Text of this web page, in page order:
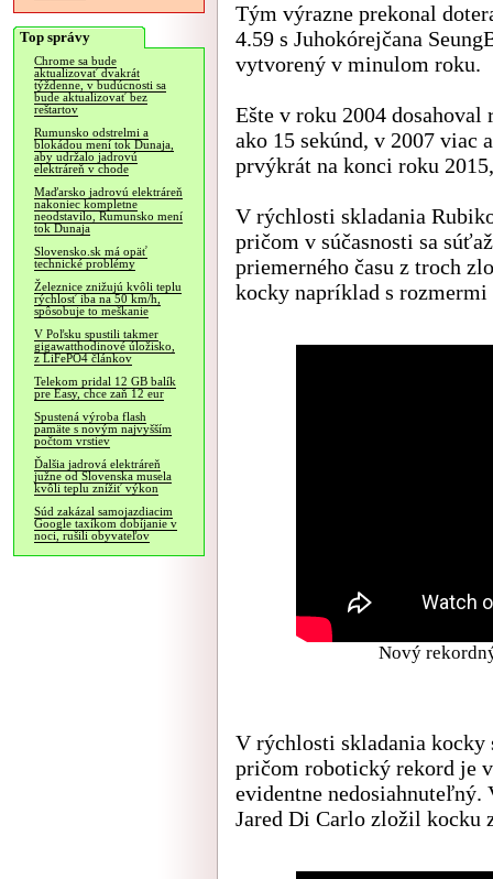
Top správy
Chrome sa bude
aktualizovať dvakrát
týždenne, v budúcnosti sa
bude aktualizovať bez
reštartov
Rumunsko odstrelmi a
blokádou mení tok Dunaja,
aby udržalo jadrovú
elektráreň v chode
Maďarsko jadrovú elektráreň
nakoniec kompletne
neodstavilo, Rumunsko mení
tok Dunaja
Slovensko.sk má opäť
technické problémy
Železnice znižujú kvôli teplu
rýchlosť iba na 50 km/h,
spôsobuje to meškanie
V Poľsku spustili takmer
gigawatthodinové úložisko,
z LiFePO4 článkov
Telekom pridal 12 GB balík
pre Easy, chce zaň 12 eur
Spustená výroba flash
pamäte s novým najvyšším
počtom vrstiev
Ďalšia jadrová elektráreň
južne od Slovenska musela
kvôli teplu znížiť výkon
Súd zakázal samojazdiacim
Google taxíkom dobíjanie v
noci, rušili obyvateľov
Tým výrazne prekonal
4.59 s Juhokórejčana
vytvorený v minulom roku.
Ešte v roku 2004 dosahoval
ako 15 sekúnd, v 2007 viac
prvýkrát na konci roku
V rýchlosti skladania
pričom v súčasnosti sa
priemerného času z troch
kocky napríklad s
Nový
V rýchlosti skladania
pričom robotický rekord je
evidentne
Jared Di Carlo zložil kocku